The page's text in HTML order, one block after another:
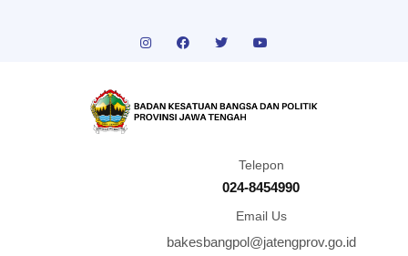
Telepon
024-8454990
Email Us
bakesbangpol@jatengprov.go.id